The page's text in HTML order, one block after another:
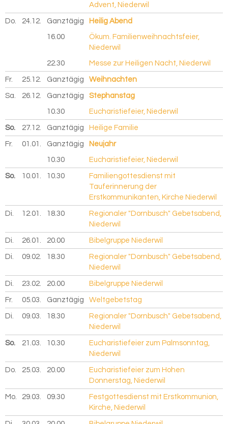
Advent, Niederwil
Do. 24.12. 2026
Ganztägig Heilig Abend
16.00
Ökum. Familienweihnachtsfeier,
Niederwil
22.30 Messe zur Heiligen Nacht, Niederwil
Fr. 25.12. 2026
Ganztägig Weihnachten
Sa. 26.12. 2026
Ganztägig Stephanstag
10.30 Eucharistiefeier, Niederwil
So. 27.12. 2026
Ganztägig Heilige Familie
Fr. 01.01. 2027
Ganztägig Neujahr
10.30 Eucharistiefeier, Niederwil
So. 10.01. 2027
10.30
Familiengottesdienst mit
Tauferinnerung der
Erstkommunikanten, Kirche Niederwil
Di. 12.01. 2027
18.30
Regionaler "Dornbusch" Gebetsabend,
Niederwil
Di. 26.01. 2027
20.00 Bibelgruppe Niederwil
Di. 09.02. 2027
18.30
Regionaler "Dornbusch" Gebetsabend,
Niederwil
Di. 23.02. 2027
20.00 Bibelgruppe Niederwil
Fr. 05.03. 2027
Ganztägig Weltgebetstag
Di. 09.03. 2027
18.30
Regionaler "Dornbusch" Gebetsabend,
Niederwil
So. 21.03. 2027
10.30
Eucharistiefeier zum Palmsonntag,
Niederwil
Do. 25.03. 2027
20.00
Eucharistiefeier zum Hohen
Donnerstag, Niederwil
Mo. 29.03. 2027
09.30
Festgottesdienst mit Erstkommunion,
Kirche, Niederwil